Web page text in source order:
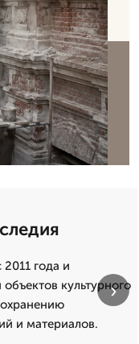
года и
культурного
и материалов.
›